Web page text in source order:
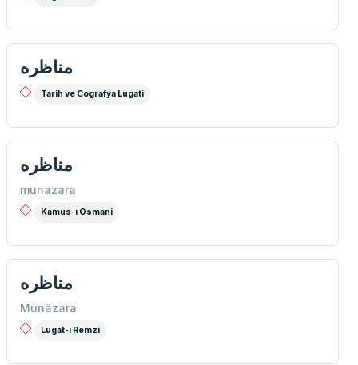
مناظره
Tarih ve Cografya Lugati
مناظره
munazara
Kamus-ı Osmani
مناظره
Münâzara
Lugat-ı Remzi